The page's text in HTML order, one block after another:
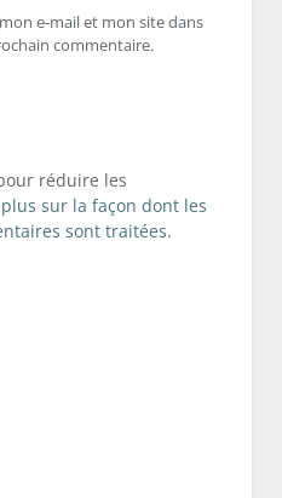
e-mail et mon site dans
commentaire.
réduire les
sur la façon dont les
sont traitées.